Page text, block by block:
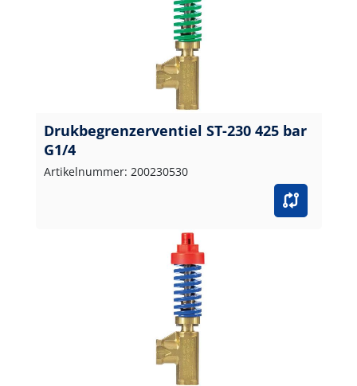
Drukbegrenzerventiel ST-230 425 bar
G1/4
Artikelnummer: 200230530